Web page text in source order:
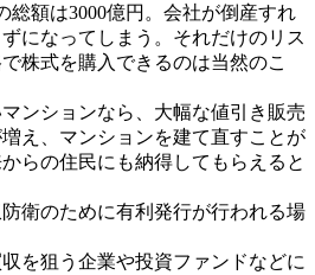
総額は3000億円。会社が倒産すれ
になってしまう。それだけのリス
株式を購入できるのは当然のこ
ンションなら、大幅な値引き販売
え、マンションを建て直すことが
らの住民にも納得してもらえると
衛のために有利発行が行われる場
を狙う企業や投資ファンドなどに